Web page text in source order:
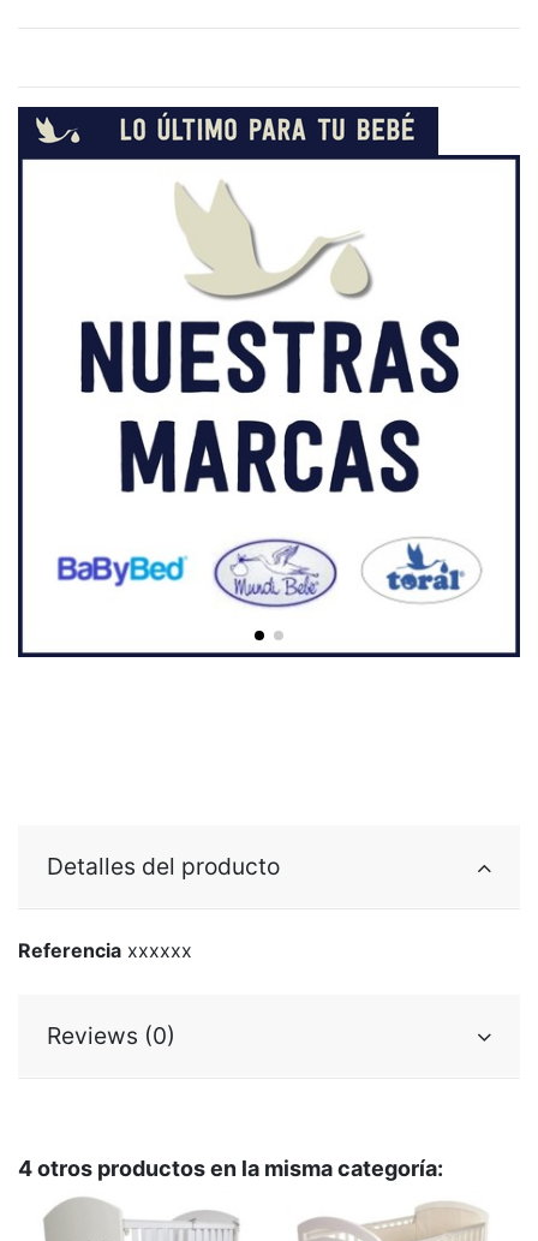
Detalles del producto
Referencia xxxxxx
Reviews (0)
4 otros productos en la misma categoría: